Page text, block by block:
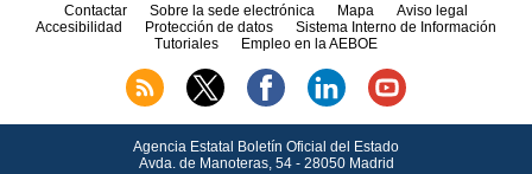
Contactar Sobre la sede electrónica Mapa
Aviso legal
Accesibilidad
Protección de datos
Sistema Interno de Información
Tutoriales
Empleo en la AEBOE
Agencia Estatal Boletín Oficial del Estado
Avda.de Manoteras, 54 - 28050 Madrid